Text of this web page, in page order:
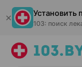
Установить
103: поиск